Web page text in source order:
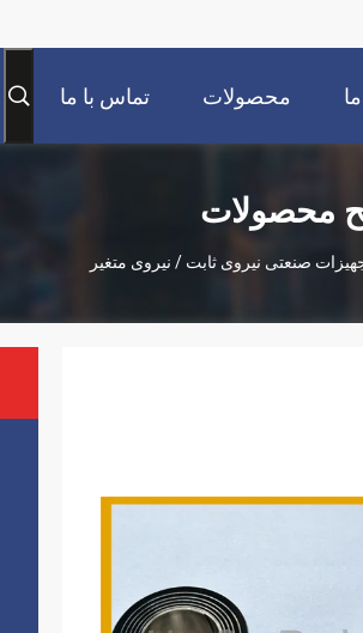
محصولات تماس با ما
محصولات
صنعتی نیروی ثابت / نیروی متغیر